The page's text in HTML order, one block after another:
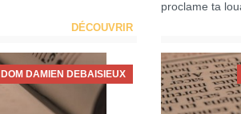
DÉCOUVRIR
proclame ta
DAMIEN DEBAISIEUX